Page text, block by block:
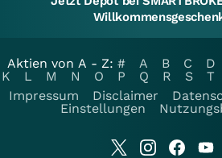
Aktien von A - Z: # A B C D
K
L M N O P Q R S T
Impressum
Disclaimer
Einstellungen